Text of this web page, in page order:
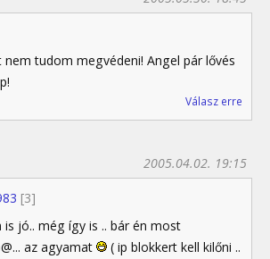
nem tudom megvédeni! Angel pár lővés
Válasz erre
[3]
2005.04.02. 19:15
is jó.. még így is .. bár én most
az agyamat
( ip blokkert kell kilőni ..